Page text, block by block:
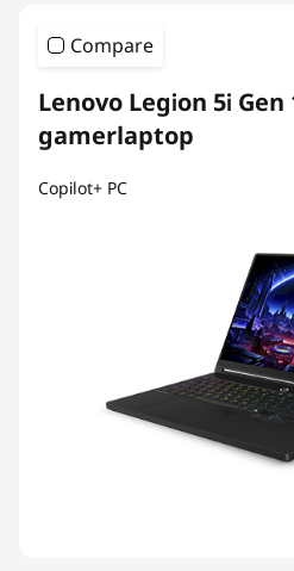
Compare
Lenovo Legion 5i Gen
gamerlaptop
Copilot+ PC